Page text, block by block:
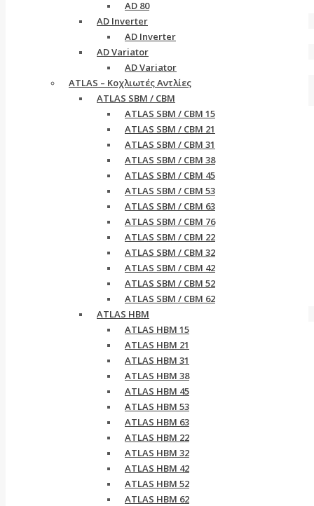
AD 80
AD Inverter
AD Inverter
AD Variator
AD Variator
ATLAS – Κοχλιωτές Αντλίες
ATLAS SBM / CBM
ATLAS SBM / CBM 15
ATLAS SBM / CBM 21
ATLAS SBM / CBM 31
ATLAS SBM / CBM 38
ATLAS SBM / CBM 45
ATLAS SBM / CBM 53
ATLAS SBM / CBM 63
ATLAS SBM / CBM 76
ATLAS SBM / CBM 22
ATLAS SBM / CBM 32
ATLAS SBM / CBM 42
ATLAS SBM / CBM 52
ATLAS SBM / CBM 62
ATLAS HBM
ATLAS HBM 15
ATLAS HBM 21
ATLAS HBM 31
ATLAS HBM 38
ATLAS HBM 45
ATLAS HBM 53
ATLAS HBM 63
ATLAS HBM 22
ATLAS HBM 32
ATLAS HBM 42
ATLAS HBM 52
ATLAS HBM 62